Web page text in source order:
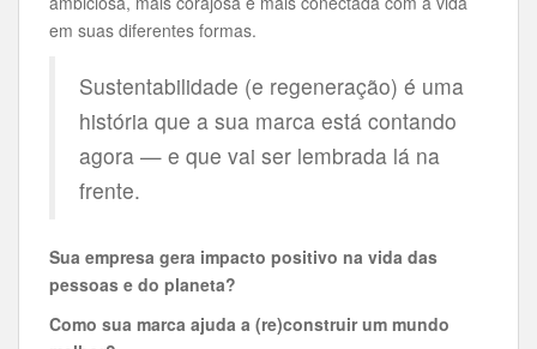
em suas diferentes formas.
Sustentabilidade (e regeneração) é uma
história que a sua marca está contando
agora — e que vai ser lembrada lá na
frente.
Sua empresa gera impacto positivo na vida das
pessoas e do planeta?
Como sua marca ajuda a (re)construir um mundo